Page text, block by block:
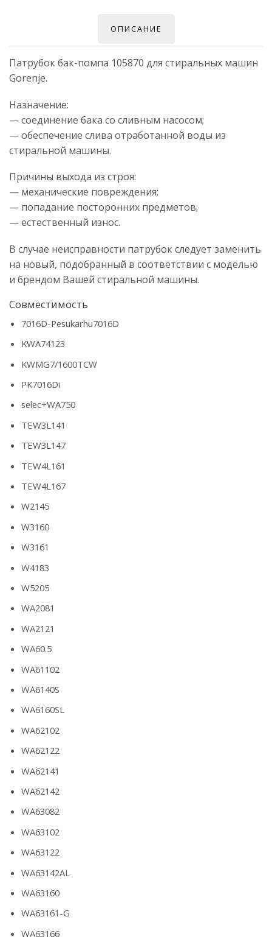
ОПИСАНИЕ
Патрубок бак-помпа 105870 для стиральных машин
Gorenje.
Назначение:
— соединение бака со сливным насосом;
— обеспечение слива отработанной воды из
стиральной машины.
Причины выхода из строя:
— механические повреждения;
— попадание посторонних предметов;
— естественный износ.
В случае неисправности патрубок следует заменить
на новый, подобранный в соответствии с моделью
и брендом Вашей стиральной машины.
Совместимость
7016D-Pesukarhu7016D
KWA74123
KWMG7/1600TCW
PK7016Di
selec+WA750
TEW3L141
TEW3L147
TEW4L161
TEW4L167
W2145
W3160
W3161
W4183
W5205
WA2081
WA2121
WA60.5
WA61102
WA6140S
WA6160SL
WA62102
WA62122
WA62141
WA62142
WA63082
WA63102
WA63122
WA63142AL
WA63160
WA63161-G
WA63166